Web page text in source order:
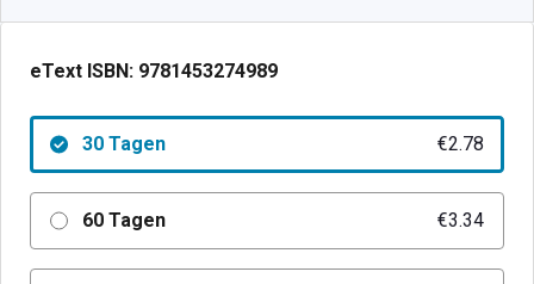
eText ISBN: 9781453274989
30 Tagen €2.78
60 Tagen €3.34